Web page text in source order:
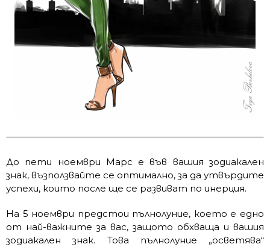
До пети ноември Марс е във вашия зодиакален
знак, възползвайте се оптимално, за да утвърдите
успехи, които после ще се развиват по инерция.
На 5 ноември предстои пълнолуние, което е едно
от най-важните за вас, защото обхваща и вашия
зодиакален знак. Това пълнолуние „осветява“